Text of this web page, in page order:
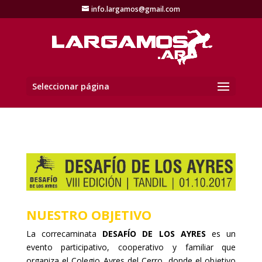
info.largamos@gmail.com
Seleccionar página
NUESTRO OBJETIVO
La correcaminata DESAFÍO DE LOS AYRES es un
evento participativo, cooperativo y familiar que